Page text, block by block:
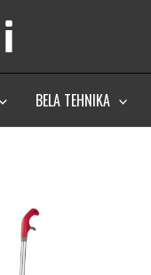
BELA TEHNIKA